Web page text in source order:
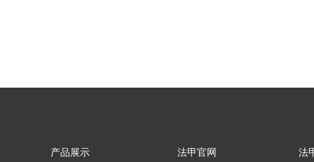
产品展示 法甲官网 法